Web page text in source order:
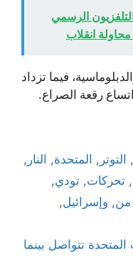
الرسمي
انقلاب
فيما تزداد
رقعة الصراع.
, التوتر , المتحدة, النار ,
, تحركات, تودي,
من, وإسرائيل,
المتحدة تتواصل بينما